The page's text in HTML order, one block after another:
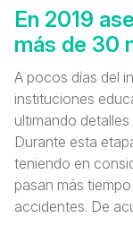
En 2019
más de 30
A pocos días del
instituciones
ultimando
Durante esta
teniendo en
pasan más
accidentes. De